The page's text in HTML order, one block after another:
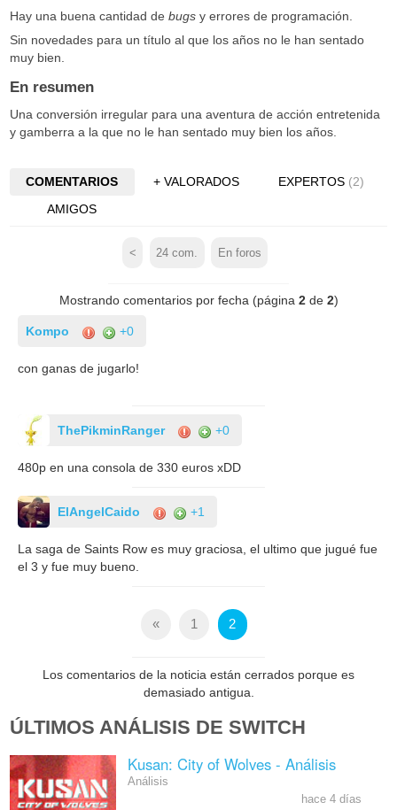
Hay una buena cantidad debugs y errores de programación.
Sin novedades para un título al que los años no le han sentado
muy bien.
En resumen
Una conversión irregular para una aventura de acción entretenida
y gamberra a la que no le han sentado muy bien los años.
COMENTARIOS + VALORADOS EXPERTOS (2)
AMIGOS
< 24 com. En foros
Mostrando comentarios por fecha (página 2de 2)
Kompo +0
con ganas de jugarlo!
ThePikminRanger +0
480p en una consola de 330 euros xDD
ElAngelCaido +1
La saga de Saints Row es muy graciosa, el ultimo que jugué fue
el 3 y fue muy bueno.
« 1 2
Los comentarios de la noticia están cerrados porque es
demasiado antigua.
ÚLTIMOS ANÁLISIS DE SWITCH
Kusan: City of Wolves - Análisis
Análisis
hace 4 días